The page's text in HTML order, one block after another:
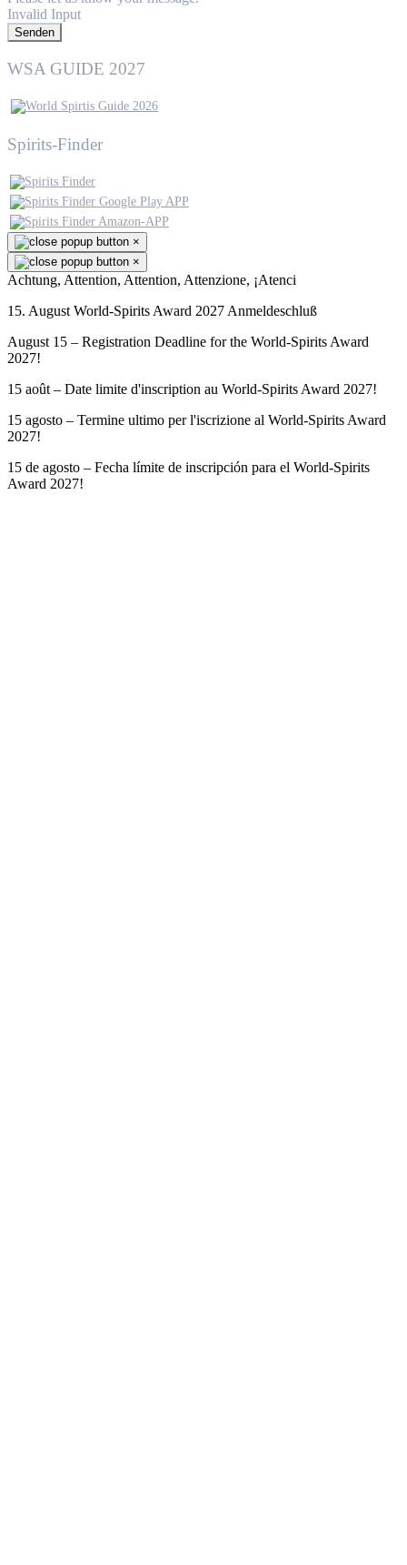
Invalid Input
Senden
WSA GUIDE 2027
Spirits-Finder
×
×
Achtung, Attention, Attention, Attenzione, ¡Atenci
15. August World-Spirits Award 2027 Anmeldeschluß
August 15 – Registration Deadline for the World-Spirits Award
2027!
15 août – Date limite d'inscription au World-Spirits Award 2027!
15 agosto – Termine ultimo per l'iscrizione al World-Spirits Award
2027!
15 de agosto – Fecha límite de inscripción para el World-Spirits
Award 2027!